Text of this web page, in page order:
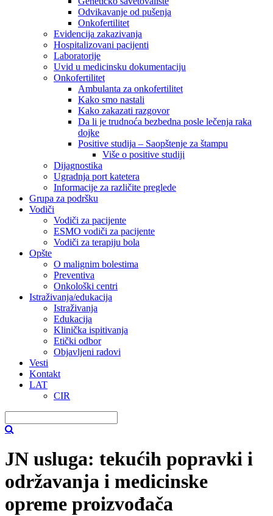
Odvikavanje od pušenja
Onkofertilitet
Evidencija zakazivanja
Hospitalizovani pacijenti
Laboratorije
Uvid u medicinsku dokumentaciju
Onkofertilitet
Ambulanta za onkofertilitet
Kako smo nastali
Kako zakazati razgovor
Da li je trudnoća bezbedna posle lečenja raka
dojke
Positive studija – Saopštenje za štampu
Više o positive studiji
Dijagnostika
Ugradnja port katetera
Informacije za različite preglede
Grupa za podršku
Vodiči
Vodiči za pacijente
ESMO vodiči za pacijente
Vodiči za terapiju bola
Opšte
O malignim bolestima
Preventiva
Onkološki centri
Istraživanja/edukacija
Istraživanja
Edukacija
Klinička ispitivanja
Etički odbor
Objavljeni radovi
Vesti
Kontakt
LAT
CIR
JN usluga: tekućih popravki i
održavanja i medicinske
opreme proizvođača